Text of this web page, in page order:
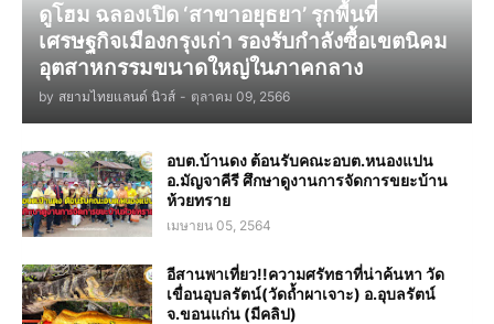
ดูโฮม ฉลองเปิด ‘สาขาอยุธยา’ รุกพื้นที่
เศรษฐกิจเมืองกรุงเก่า รองรับกำลังซื้อเขตนิคม
อุตสาหกรรมขนาดใหญ่ในภาคกลาง
by สยามไทยแลนด์ นิวส์ - ตุลาคม 09, 2566
อบต.บ้านดง ต้อนรับคณะอบต.หนองแปน
อ.มัญจาคีรี ศึกษาดูงานการจัดการขยะบ้าน
ห้วยทราย
เมษายน 05, 2564
อีสานพาเที่ยว!!ความศรัทธาที่น่าค้นหา วัด
เขื่อนอุบลรัตน์(วัดถ้ำผาเจาะ) อ.อุบลรัตน์
จ.ขอนแก่น (มีคลิป)